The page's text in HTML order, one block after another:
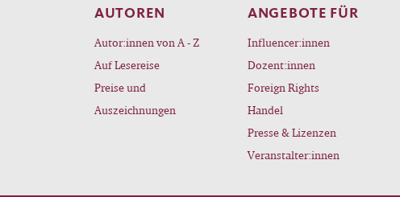
AUTOREN
Autor:innen von A - Z
Auf Lesereise
Preise und
Auszeichnungen
ANGEBOTE FÜR
Influencer:innen
Dozent:innen
Foreign Rights
Handel
Presse & Lizenzen
Veranstalter:innen